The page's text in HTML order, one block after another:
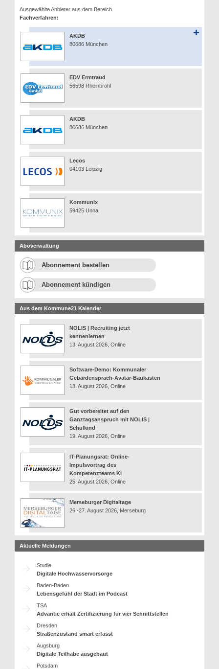
Ausgewählte Anbieter aus dem Bereich
Fachverfahren:
AKDB
80686 München
EDV Ermtraud
56598 Rheinbrohl
AKDB
80686 München
Lecos
04103 Leipzig
Kommunix
59425 Unna
Aboverwaltung
Abonnement bestellen
Abonnement kündigen
Aus dem Kommune21 Kalender
NOLIS | Recruiting jetzt
kennenlernen
13. August 2026, Online
Software-Demo: Kommunaler
Gebärdensprach-Avatar-Baukasten
13. August 2026, Online
Gut vorbereitet auf den
Ganztagsanspruch mit NOLIS |
Schulkind
19. August 2026, Online
IT-Planungsrat: Online-
Impulsvortrag des
Kompetenzteams KI
25. August 2026, Online
Merseburger Digitaltage
26.-27. August 2026, Merseburg
Aktuelle Meldungen
Studie
Digitale Hochwasservorsorge
Baden-Baden
Lebensgefühl der Stadt im Podcast
TSA
Advantic erhält Zertifizierung für vier Schnittstellen
Dresden
Straßenzustand smart erfasst
Augsburg
Digitale Teilhabe ausgebaut
Potsdam